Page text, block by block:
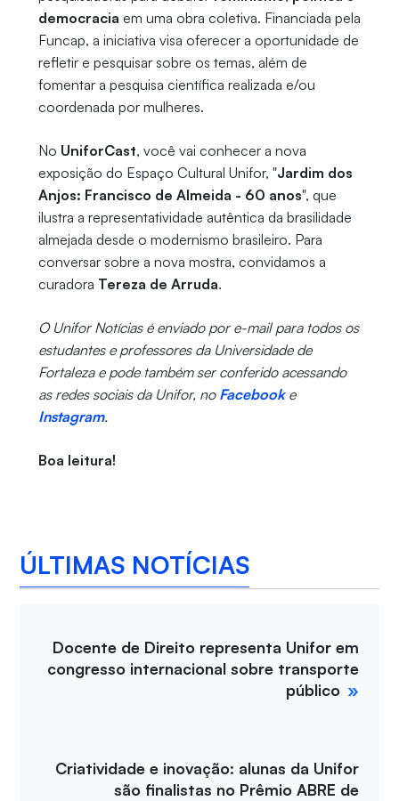
democracia em uma obra coletiva. Financiada pela
Funcap, a iniciativa visa oferecer a oportunidade de
refletir e pesquisar sobre os temas, além de
fomentar a pesquisa científica realizada e/ou
coordenada por mulheres.
No UniforCast, você vai conhecer a nova
exposição do Espaço Cultural Unifor, "Jardim dos
Anjos: Francisco de Almeida - 60 anos", que
ilustra a representatividade autêntica da brasilidade
almejada desde o modernismo brasileiro. Para
conversar sobre a nova mostra, convidamos a
curadora Tereza de Arruda.
O Unifor Notícias é enviado por e-mail para todos os
estudantes e professores da Universidade de
Fortaleza e pode também ser conferido acessando
as redes sociais da Unifor, no Facebooke
Instagram.
Boa leitura!
ÚLTIMAS NOTÍCIAS
Docente de Direito representa Unifor em
congresso internacional sobre transporte
público
Criatividade e inovação: alunas da Unifor
são finalistas no Prêmio ABRE de